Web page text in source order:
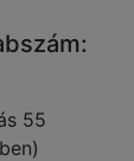
55